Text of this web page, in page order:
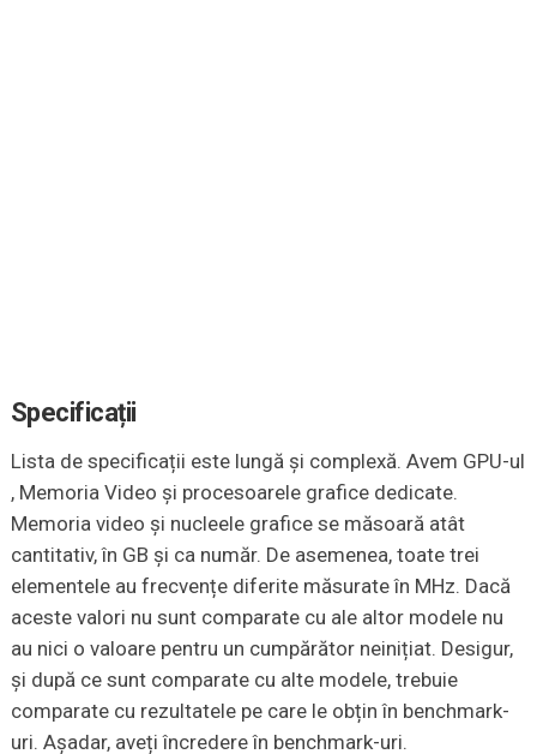
Specificații
Lista de specificații este lungă și complexă. Avem GPU-ul
, Memoria Video și procesoarele grafice dedicate.
Memoria video și nucleele grafice se măsoară atât
cantitativ, în GB și ca număr. De asemenea, toate trei
elementele au frecvențe diferite măsurate în MHz. Dacă
aceste valori nu sunt comparate cu ale altor modele nu
au nici o valoare pentru un cumpărător neinițiat. Desigur,
și după ce sunt comparate cu alte modele, trebuie
comparate cu rezultatele pe care le obțin în benchmark-
uri. Așadar, aveți încredere în benchmark-uri.